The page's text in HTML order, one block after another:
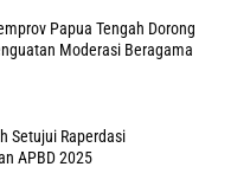
Papua Tengah Dorong
Moderasi Beragama
Setujui Raperdasi
APBD 2025